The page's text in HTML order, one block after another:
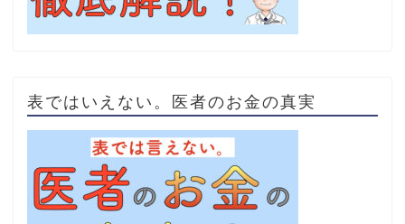
表ではいえない。医者のお金の真実